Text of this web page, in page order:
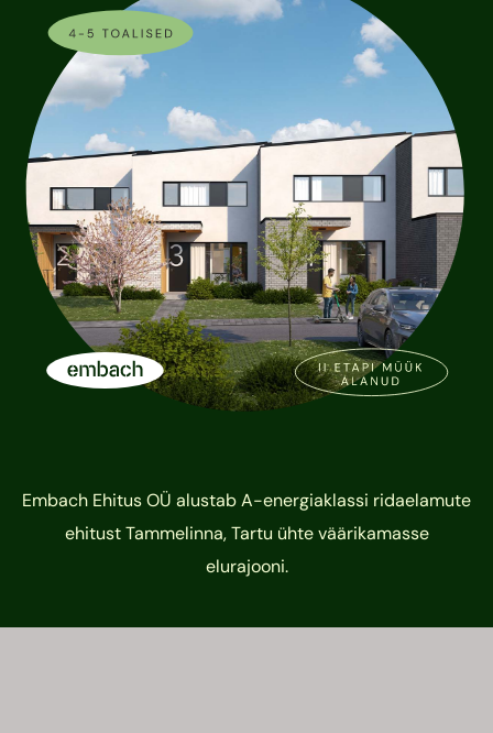
Embach Ehitus OÜ alustab A-energiaklassi ridaelamute
ehitust Tammelinna, Tartu ühte väärikamasse
elurajooni.